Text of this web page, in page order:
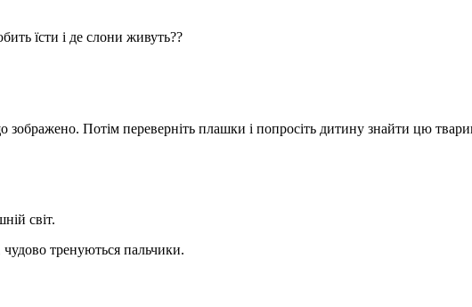
їсти і де слони живуть??
зображено. Потім переверніть плашки і попросіть дитину знайти цю
світ.
тренуються пальчики.